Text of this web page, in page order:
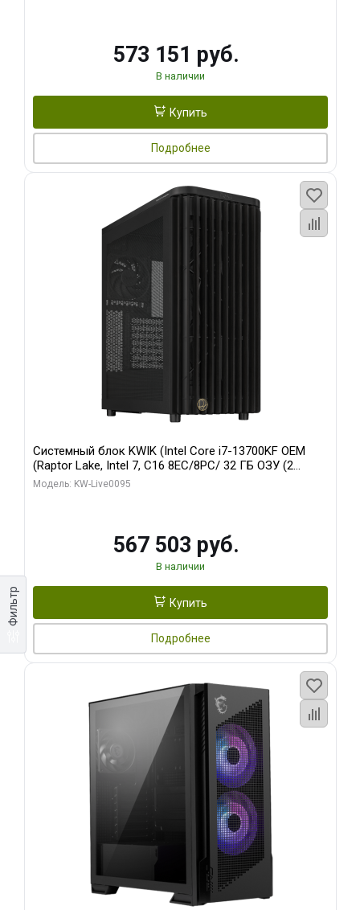
Фильтр
573 151 руб.
В наличии
Купить
Подробнее
Системный блок KWIK (Intel Core i7-13700KF OEM
(Raptor Lake, Intel 7, C16 8EC/8PC/ 32 ГБ ОЗУ (2
модуля)/ Afox RTX4090 24GB GDDR6X 384-Bit 3xDP
Модель: KW-Live0095
567 503 руб.
В наличии
Купить
Подробнее